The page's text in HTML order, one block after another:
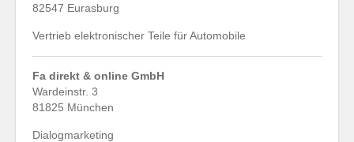
82547 Eurasburg
Vertrieb elektronischer Teile für Automobile
Fa direkt & online GmbH
Wardeinstr. 3
81825 München
Dialogmarketing